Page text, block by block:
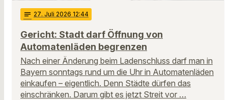
notes 27. Juli 2026 12:44
Gericht: Stadt darf Öffnung von
Automatenläden begrenzen
Nach einer Änderung beim Ladenschluss darf man in
Bayern sonntags rund um die Uhr in Automatenläden
einkaufen – eigentlich. Denn Städte dürfen das
einschränken. Darum gibt es jetzt Streit vor …